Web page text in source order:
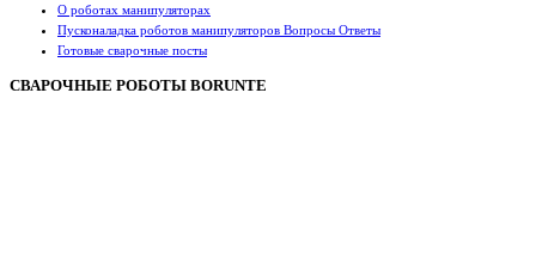
О роботах манипуляторах
Пусконаладка роботов манипуляторов Вопросы Ответы
Готовые сварочные посты
СВАРОЧНЫЕ РОБОТЫ BORUNTE